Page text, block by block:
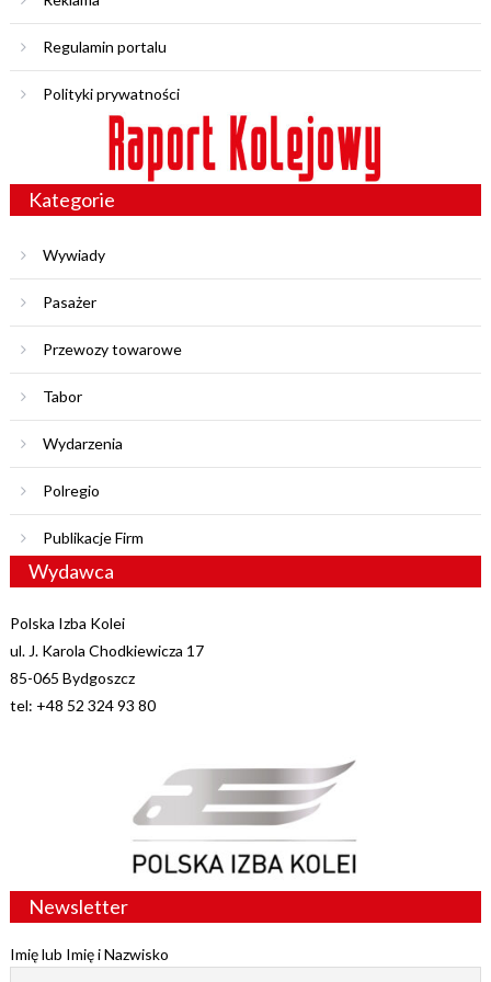
Regulamin portalu
Polityki prywatności
Kategorie
Wywiady
Pasażer
Przewozy towarowe
Tabor
Wydarzenia
Polregio
Publikacje Firm
Wydawca
Polska Izba Kolei
ul. J. Karola Chodkiewicza 17
85-065 Bydgoszcz
tel: +48 52 324 93 80
Newsletter
Imię lub Imię i Nazwisko